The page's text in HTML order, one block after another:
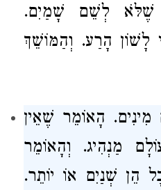
שֶׁלֹּא לְשֵׁם שָׁמַיִם.
לָשׁוֹן הָרַע. וְהַמּוֹשֵׁךְ
הָאוֹמֵר שֶׁאֵין
מַנְהִיג. וְהָאוֹמֵר
הֵן שְׁנַיִם אוֹ יוֹתֵר.